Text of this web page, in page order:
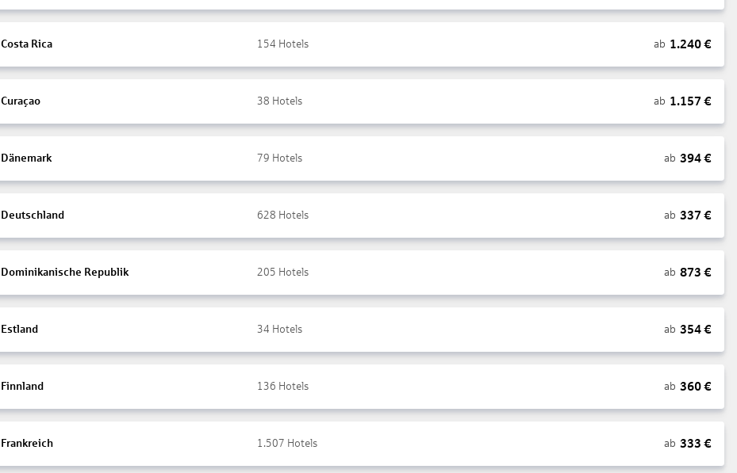
Costa Rica 154 Hotels ab 1.240€
Curaçao 38 Hotels ab 1.157 €
Dänemark 79 Hotels ab 394€
Deutschland 628 Hotels ab 337 €
Dominikanische Republik 205 Hotels ab 873 €
Estland 34 Hotels ab 354€
Finnland 136 Hotels ab 360€
Frankreich 1.507 Hotels ab 333 €